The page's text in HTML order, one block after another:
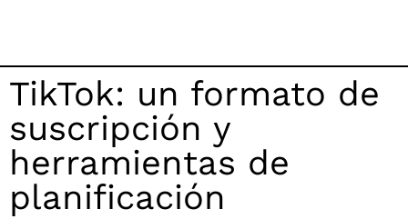
TikTok: un formato de
suscripción y
herramientas de
planificación